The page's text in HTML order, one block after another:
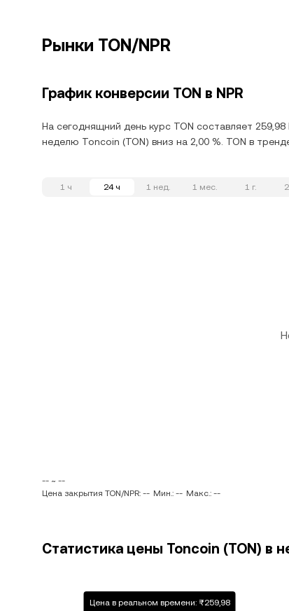
Рынки TON/NPR
График конверсии TON в NPR
На сегоднящний день курс TON составляет
неделю Toncoin (TON) вниз на 2,00 %. TON в
1 ч 24 ч 1 нед. 1 мес. 1 г.
-- ~ --
Цена закрытия TON/NPR: -- Мин.: -- Макс.: --
Статистика цены Toncoin (TON) в
Цена в реальном времени: ₨259,98